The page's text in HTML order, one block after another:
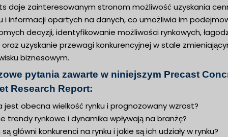
daje zainteresowanym stronom możliwość uzyskania
i informacji opartych na danych, co umożliwia im
decyzji, identyfikowanie możliwości rynkowych,
oraz uzyskanie przewagi konkurencyjnej w stale
biznesowym.
pytania zawarte w niniejszym Precast
Research Report:
jest obecna wielkość rynku i prognozowany wzrost?
trendy rynkowe i dynamika wpływają na branżę?
główni konkurenci na rynku i jakie są ich udziały w rynku?